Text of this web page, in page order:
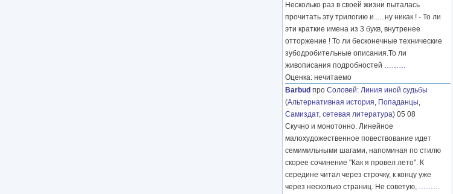
Несколько раз в своей жизни пыталась
прочитать эту трилогию и......ну никак.! - То ли
эти краткие имена из 3 букв, внутренее
отторжение ! То ли бесконечные технические
зубодробительные описания.То ли
живописания подробностей ………
Оценка: нечитаемо
Barbud про Соловей: Линия иной судьбы
(Альтернативная история, Попаданцы,
Самиздат, сетевая литература) 05 08
Скучно и монотонно. Линейное
малохудожественное повествование идет
семимильными шагами, напоминая по стилю
скорее сочинение "Как я провел лето". К
середине читал через строчку, к концу уже
через несколько страниц. Не советую, ………